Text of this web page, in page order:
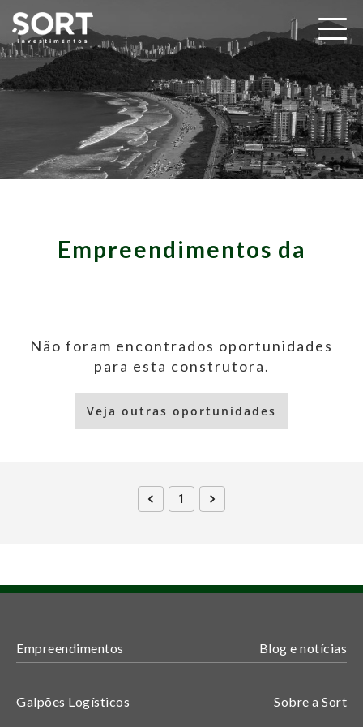
Empreendimentos da
Não foram encontrados oportunidades
para esta construtora.
Veja outras oportunidades
1
Empreendimentos Blog e notícias
Galpões Logísticos Sobre a Sort